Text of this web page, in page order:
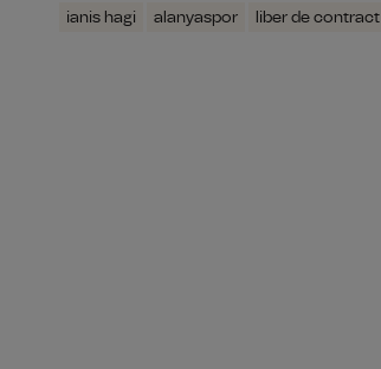
ianis hagi alanyaspor liber de contract